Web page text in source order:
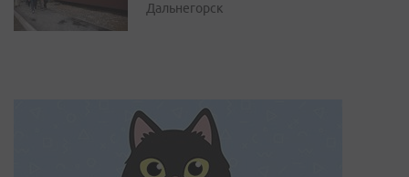
Дальнегорск